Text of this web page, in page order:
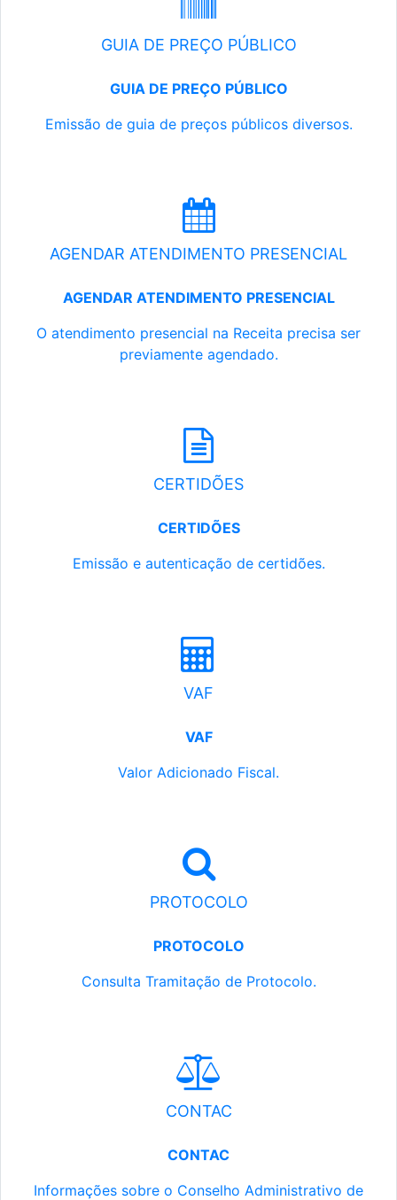
GUIA DE PREÇO PÚBLICO
GUIA DE PREÇO PÚBLICO
Emissão de guia de preços públicos diversos.
AGENDAR ATENDIMENTO PRESENCIAL
AGENDAR ATENDIMENTO PRESENCIAL
O atendimento presencial na Receita precisa ser
previamente agendado.
CERTIDÕES
CERTIDÕES
Emissão e autenticação de certidões.
VAF
VAF
Valor Adicionado Fiscal.
PROTOCOLO
PROTOCOLO
Consulta Tramitação de Protocolo.
CONTAC
CONTAC
Informações sobre o Conselho Administrativo de